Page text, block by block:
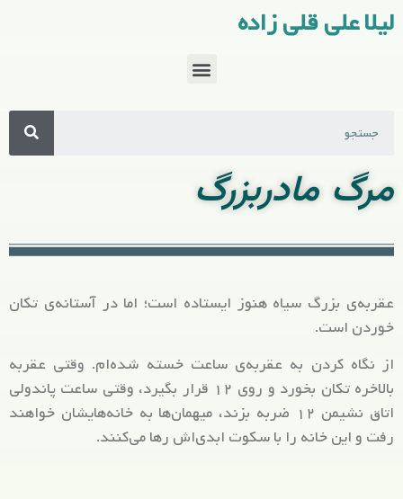
لیلا علی قلی زاده
مرگ مادربزرگ
عقربه‌ی بزرگ سیاه هنوز ایستاده است؛ اما در آستانه‌ی تکان
خوردن است.
از نگاه کردن به عقربه‌ی ساعت خسته شده‌ام. وقتی عقربه
بالاخره تکان بخورد و روی ۱۲ قرار بگیرد، وقتی ساعت پاندولی
اتاق نشیمن ۱۲ ضربه بزند، میهمان‌ها به خانه‌هایشان خواهند
رفت و این خانه را با سکوت ابدی‌اش رها می‌کنند.